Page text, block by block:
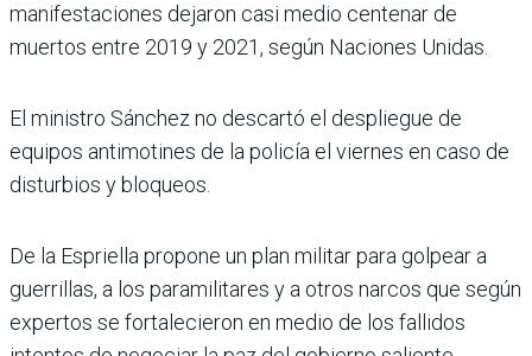
manifestaciones dejaron casi medio centenar de
muertos entre 2019 y 2021, según Naciones Unidas.
El ministro Sánchez no descartó el despliegue de
equipos antimotines de la policía el viernes en caso de
disturbios y bloqueos.
De la Espriella propone un plan militar para golpear a
guerrillas, a los paramilitares y a otros narcos que según
expertos se fortalecieron en medio de los fallidos